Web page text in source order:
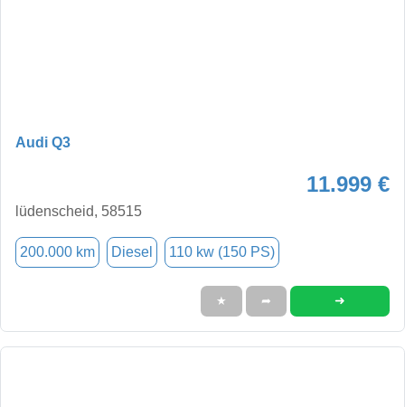
Audi Q3
11.999 €
lüdenscheid, 58515
200.000 km Diesel 110 kw (150 PS)
★ ➦ ➜